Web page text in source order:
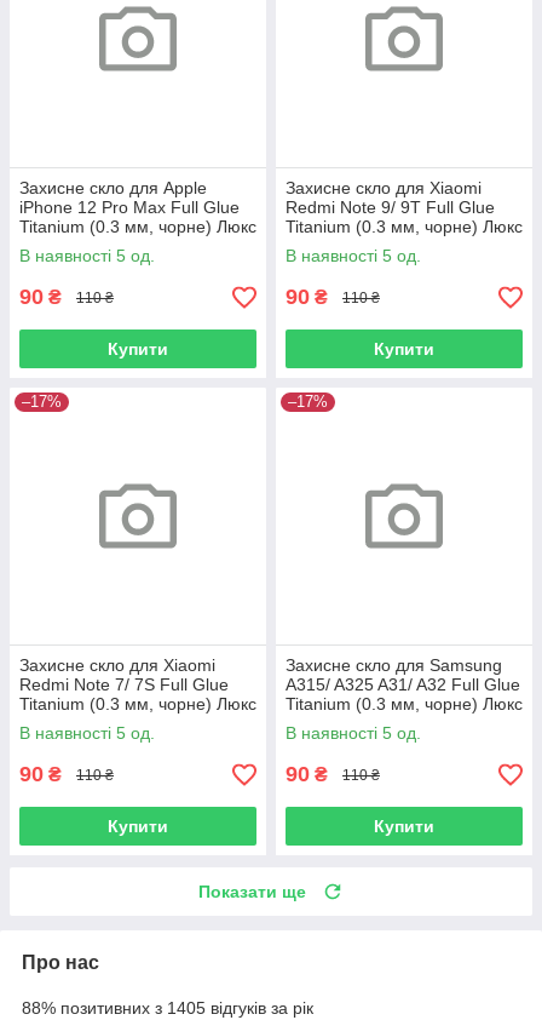
Захисне скло для Apple
iPhone 12 Pro Max Full Glue
Titanium (0.3 мм, чорне) Люкс
В наявності 5 од.
90 ₴ 110 ₴
Купити
Захисне скло для Xiaomi
Redmi Note 9/ 9T Full Glue
Titanium (0.3 мм, чорне) Люкс
В наявності 5 од.
90 ₴ 110 ₴
Купити
–17%
Захисне скло для Xiaomi
Redmi Note 7/ 7S Full Glue
Titanium (0.3 мм, чорне) Люкс
В наявності 5 од.
90 ₴ 110 ₴
Купити
–17%
Захисне скло для Samsung
A315/ A325 A31/ A32 Full Glue
Titanium (0.3 мм, чорне) Люкс
В наявності 5 од.
90 ₴ 110 ₴
Купити
Показати ще
Про нас
88% позитивних з 1405 відгуків за рік